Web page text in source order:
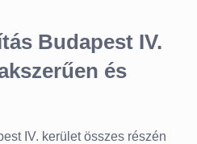
Budapest IV.
és
IV. kerület összes részén